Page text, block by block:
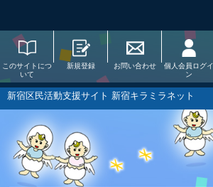
このサイトにつ
いて
新規登録 お問い合わせ
個人会員ログイ
ン
新宿区民活動支援サイト 新宿キラミラネット